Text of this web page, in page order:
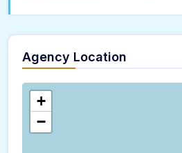
Agency Location
+
−